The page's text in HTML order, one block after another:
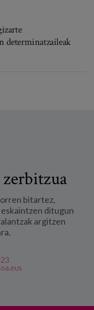
determinatzaileak
bitartez,
ditugun
argitzen